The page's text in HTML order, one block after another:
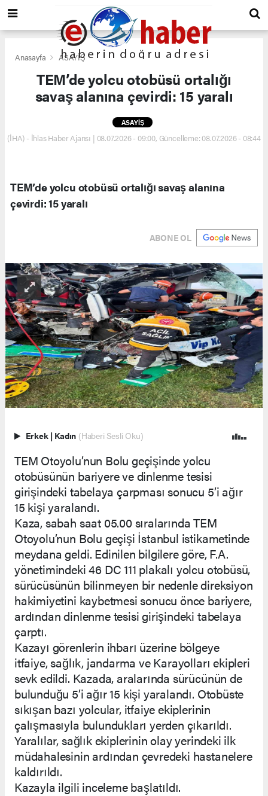
Anasayfa ASAYİŞ
TEM’de yolcu otobüsü ortalığı
savaş alanına çevirdi: 15 yaralı
ASAYİŞ
(İHA) - İhlas Haber Ajansı | 08.07.2026 - 09:00, Güncelleme: 08.07.2026 - 08:44
TEM’de yolcu otobüsü ortalığı savaş alanına
çevirdi: 15 yaralı
ABONE OL
Erkek | Kadın (Haberi Sesli Oku)
TEM Otoyolu’nun Bolu geçişinde yolcu
otobüsünün bariyere ve dinlenme tesisi
girişindeki tabelaya çarpması sonucu 5’i ağır
15 kişi yaralandı.
Kaza, sabah saat 05.00 sıralarında TEM
Otoyolu’nun Bolu geçişi İstanbul istikametinde
meydana geldi. Edinilen bilgilere göre, F.A.
yönetimindeki 46 DC 111 plakalı yolcu otobüsü,
sürücüsünün bilinmeyen bir nedenle direksiyon
hakimiyetini kaybetmesi sonucu önce bariyere,
ardından dinlenme tesisi girişindeki tabelaya
çarptı.
Kazayı görenlerin ihbarı üzerine bölgeye
itfaiye, sağlık, jandarma ve Karayolları ekipleri
sevk edildi. Kazada, aralarında sürücünün de
bulunduğu 5’i ağır 15 kişi yaralandı. Otobüste
sıkışan bazı yolcular, itfaiye ekiplerinin
çalışmasıyla bulundukları yerden çıkarıldı.
Yaralılar, sağlık ekiplerinin olay yerindeki ilk
müdahalesinin ardından çevredeki hastanelere
kaldırıldı.
Kazayla ilgili inceleme başlatıldı.